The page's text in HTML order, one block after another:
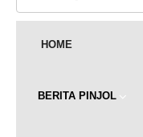
HOME
BERITA PINJOL